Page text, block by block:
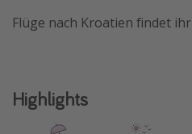
Flüge nach Kroatien findet ihr
Highlights